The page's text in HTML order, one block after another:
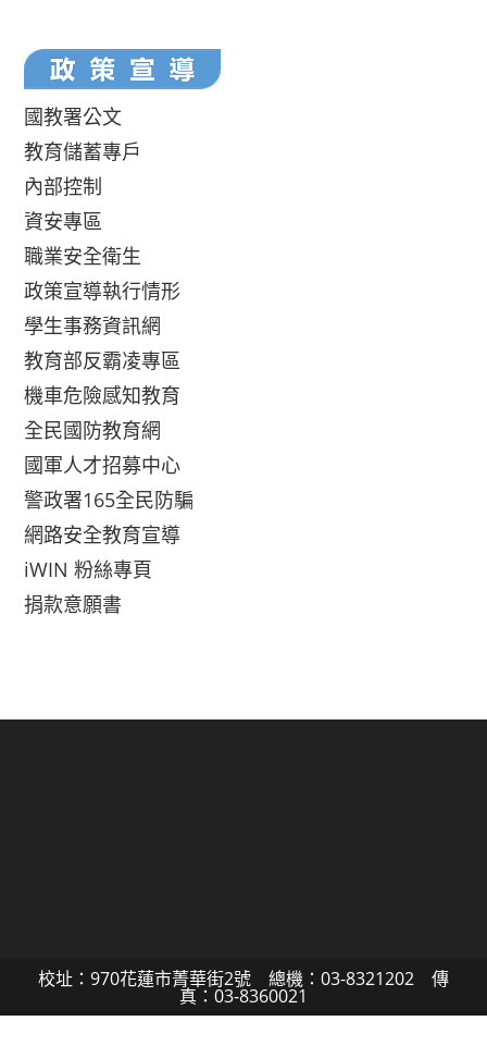
國教署公文
教育儲蓄專戶
內部控制
資安專區
職業安全衛生
政策宣導執行情形
學生事務資訊網
教育部反霸凌專區
機車危險感知教育
全民國防教育網
國軍人才招募中心
警政署165全民防騙
網路安全教育宣導
iWIN 粉絲專頁
捐款意願書
校址：970花蓮市菁華街2號 總機：03-8321202 傳
真：03-8360021